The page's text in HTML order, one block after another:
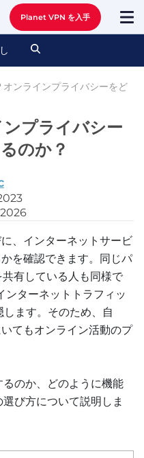
Planet VPN を入手
ンラインプライバシーをど
プライバシー
のか？
、インターネットサービ
を確認できます。同じパ
有している人も同様で
ターネットトラフィッ
ます。そのため、自
てもオンライン活動のプ
のか、どのように機能
び方について説明しま